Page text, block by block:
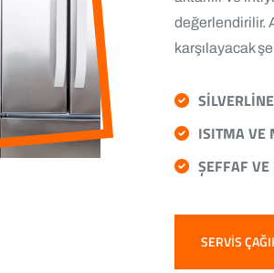
değerlendirilir.
karşılayacak
ISITMA VE
ŞEFFAF
SERVIS